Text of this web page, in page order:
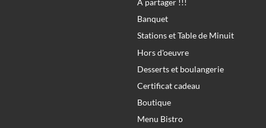
À partager !!!
Banquet
Stations et Table de Minuit
Hors d'oeuvre
Desserts et boulangerie
Certificat cadeau
Boutique
Menu Bistro